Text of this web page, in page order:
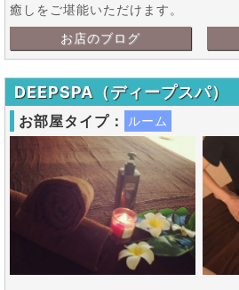
お店のブログ
癒しをご堪能いただけます。
DEEPSPA（ディープスパ）
お部屋タイプ： ルーム